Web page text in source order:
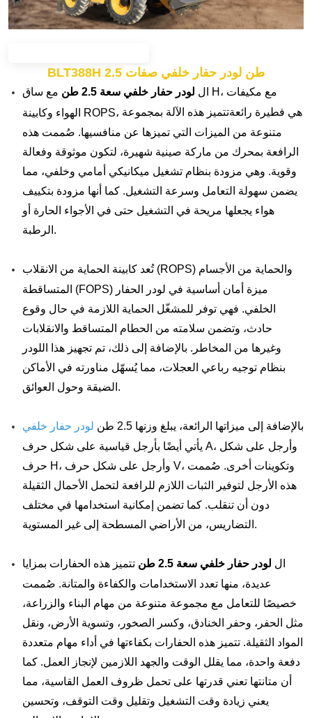
BLT388H 2.5 طن لودر حفار خلفي صفات
ال لودر حفار خلفي سعة 2.5 طن
مع ساق H، مع مكيفات
الهواء وكابينة ROPS،
هي فطيرة رائعةتتميز هذه الآلة بمجموعة
متنوعة من الميزات التي تميزها عن منافسيها. صُممت هذه
الرافعة بمحرك من ماركة صينية شهيرة، لتكون موثوقة وفعالة
وقوية. وهي مزودة بنظام تشغيل ميكانيكي أمامي وخلفي، مما
يضمن سهولة التعامل وسرعة التشغيل. كما أنها مزودة بتكييف
هواء يجعلها مريحة في التشغيل حتى في الأجواء الحارة أو
الرطبة.
تُعد كابينة الحماية من الانقلاب (ROPS) والحماية من الأجسام
المتساقطة (FOPS) ميزة أمان أساسية في لودر الحفار
الخلفي. فهي توفر للمشغّل الحماية اللازمة في حال وقوع
حادث، وتضمن سلامته من الحطام المتساقط والانقلابات
وغيرها من المخاطر. بالإضافة إلى ذلك، تم تجهيز هذا اللودر
بنظام توجيه رباعي العجلات، مما يُسهّل مناورته في الأماكن
الضيقة وحول العوائق.
بالإضافة إلى ميزاتها الرائعة، يبلغ وزنها 2.5 طن
لودر حفار خلفي
يأتي أيضًا بأرجل قياسية على شكل حرف A، وأرجل على شكل
حرف H، وأرجل على شكل حرف V، وتكوينات أخرى. صُممت
هذه الأرجل لتوفير الثبات اللازم للرافعة لتحمل الأحمال الثقيلة
دون أن تنقلب. كما تضمن إمكانية استخدامها في مختلف
التضاريس، من الأراضي المسطحة إلى غير المستوية.
ال لودر حفار خلفي سعة 2.5 طن
تتميز هذه الحفارات بمزايا
عديدة، منها تعدد الاستخدامات والكفاءة والمتانة. صُممت
خصيصًا للتعامل مع مجموعة متنوعة من مهام البناء والزراعة،
مثل الحفر، وحفر الخنادق، وكسر الصخور، وتسوية الأرض، ونقل
المواد الثقيلة. تتميز هذه الحفارات بكفاءتها في أداء مهام متعددة
دفعة واحدة، مما يقلل الوقت والجهد اللازمين لإنجاز العمل. كما
أن متانتها تعني قدرتها على تحمل ظروف العمل القاسية، مما
يعني زيادة وقت التشغيل وتقليل وقت التوقف، وتحسين